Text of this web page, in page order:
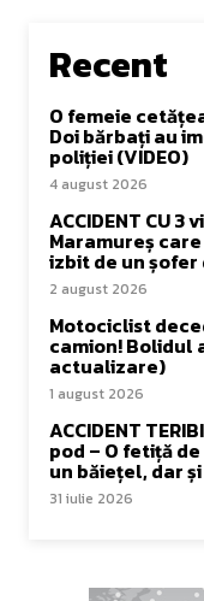
Recent
O femeie
Doi bărbați au
poliției (VIDEO)
4 august 2026
ACCIDENT CU 3
Maramureș
izbit de un șofer
2 august 2026
Motociclist
camion! Bolidul
actualizare)
1 august 2026
ACCIDENT
pod – O fetiță
un băiețel, dar și
31 iulie 2026